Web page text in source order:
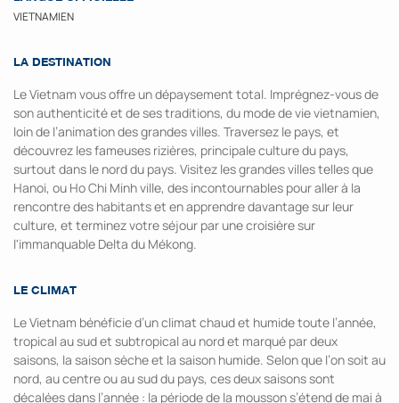
VIETNAMIEN
LA DESTINATION
Le Vietnam vous offre un dépaysement total. Imprégnez-vous de
son authenticité et de ses traditions, du mode de vie vietnamien,
loin de l’animation des grandes villes. Traversez le pays, et
découvrez les fameuses rizières, principale culture du pays,
surtout dans le nord du pays. Visitez les grandes villes telles que
Hanoi, ou Ho Chi Minh ville, des incontournables pour aller à la
rencontre des habitants et en apprendre davantage sur leur
culture, et terminez votre séjour par une croisière sur
l'immanquable Delta du Mékong.
LE CLIMAT
Le Vietnam bénéficie d’un climat chaud et humide toute l’année,
tropical au sud et subtropical au nord et marqué par deux
saisons, la saison sèche et la saison humide. Selon que l’on soit au
nord, au centre ou au sud du pays, ces deux saisons sont
décalées dans l’année : la période de la mousson s’étend de mai à